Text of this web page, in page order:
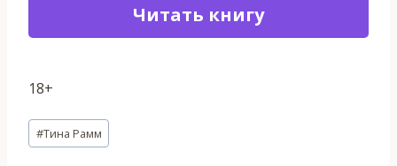
Читать книгу
18+
Метки
записи:
#Тина Рамм